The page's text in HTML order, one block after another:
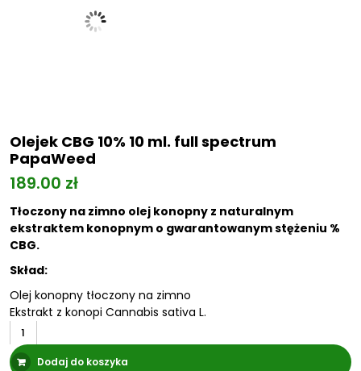
Olejek CBG 10% 10 ml. full spectrum
PapaWeed
189.00 zł
Tłoczony na zimno olej konopny z naturalnym
ekstraktem konopnym o gwarantowanym stężeniu %
CBG.
Skład:
Olej konopny tłoczony na zimno
Ekstrakt z konopi Cannabis sativa L.
ilość
Olejek
Dodaj do koszyka